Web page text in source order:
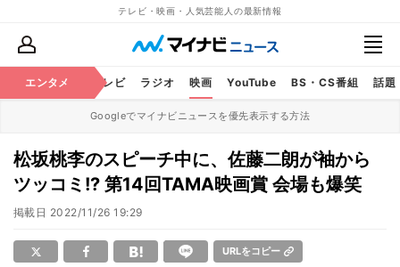
テレビ・映画・人気芸能人の最新情報
エンタメ
芸能 テレビ ラジオ 映画 YouTube BS・CS番組 話題
Googleでマイナビニュースを優先表示する方法
松坂桃李のスピーチ中に、佐藤二朗が袖から
ツッコミ!? 第14回TAMA映画賞 会場も爆笑
掲載日 2022/11/26 19:29
URLをコピー